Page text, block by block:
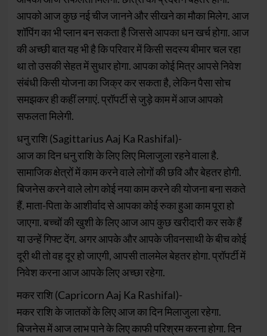
आपको आज कुछ नई चीज जानने और सीखने का मौका मिलेग. आज
शॉपिंग का भी प्लान बन सकता है जिससे आपका धन खर्च होगा. आज
की अच्छी बात यह भी है कि परिवार में किसी सदस्य बीमार चल रहा
था तो उसकी सेहत में सुधार होगा. आपका कोई मित्र आपसे निवेश
संबंधी किसी योजना का जिक्र कर सकता है, लेकिन पैसा सोच
समझकर ही कहीं लगाएं. प्रॉपर्टी से जुड़े काम में आज आपको
सफलता मिलेगी.
धनु राशि (Sagittarius Aaj Ka Rashifal)-
आज का दिन धनु राशि के लिए लिए मिलाजुला रहने वाला है.
सामाजिक क्षेत्रों में काम करने वाले लोगों की छवि और बेहतर होगी.
बिजनेस करने वाले लोग कोई नया काम करने की योजना बना सकते
हैं. माता-पिता के आशीर्वाद से आपका कोई रुका हुआ काम पूरा हो
जाएगा. बच्चों की खुशी के लिए आज आप कुछ खरीदारी कर सके हैं
या उन्हें गिफ्ट देंग. अगर आपके और आपके जीवनसाथी के बीच कोई
दूरी थी तो वह दूर हो जाएगी, आपसी तालमेल बेहतर होगा. प्रॉपर्टी में
निवेश करना आज आपके लिए अच्छा रहेगा.
मकर राशि (Capricorn Aaj Ka Rashifal)-
मकर राशि के जातकों के लिए आज का दिन मिलाजुला रहेगा.
बिजनेस में आज लाभ पाने के लिए काफी परिश्रम करना होगा. दिन